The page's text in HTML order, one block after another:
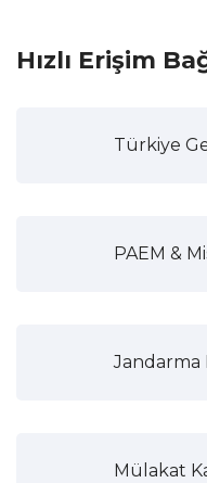
Hızlı Erişim
Türkiye
PAEM &
Jandarma
Mülakat